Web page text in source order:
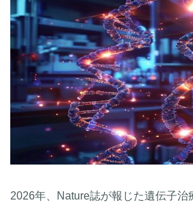
2026年、Nature誌が報じた遺伝子治